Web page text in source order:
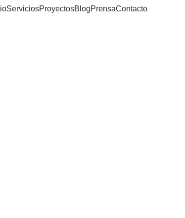
ServiciosProyectosBlogPrensaContacto